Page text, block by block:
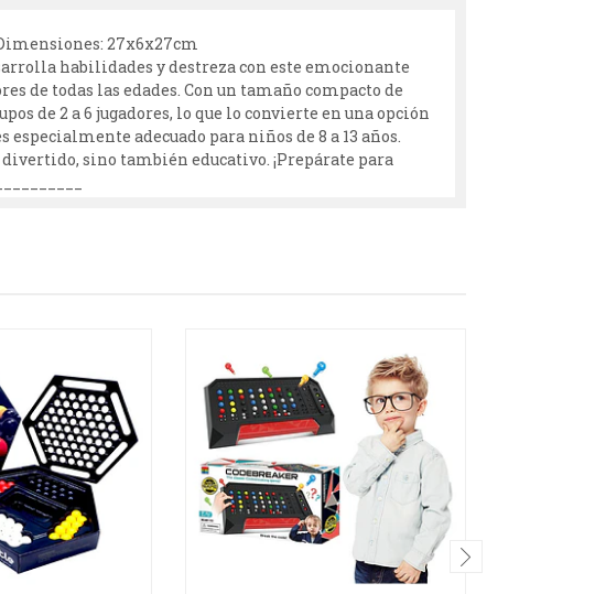
Dimensiones: 27x6x27cm
habilidades y destreza con este emocionante
de todas las edades. Con un tamaño compacto de
de 2 a 6 jugadores, lo que lo convierte en una opción
adecuado para niños de 8 a 13 años.
sino también educativo. ¡Prepárate para